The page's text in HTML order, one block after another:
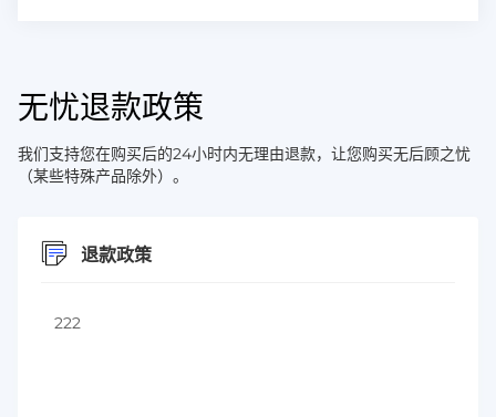
无忧退款政策
我们支持您在购买后的24小时内无理由退款，让您购买无后顾之忧
（某些特殊产品除外）。
退款政策
222